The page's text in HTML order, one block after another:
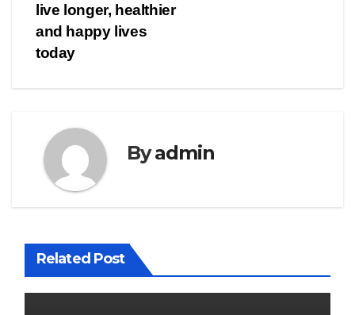
live longer, healthier
and happy lives
today
Byadmin
Related Post